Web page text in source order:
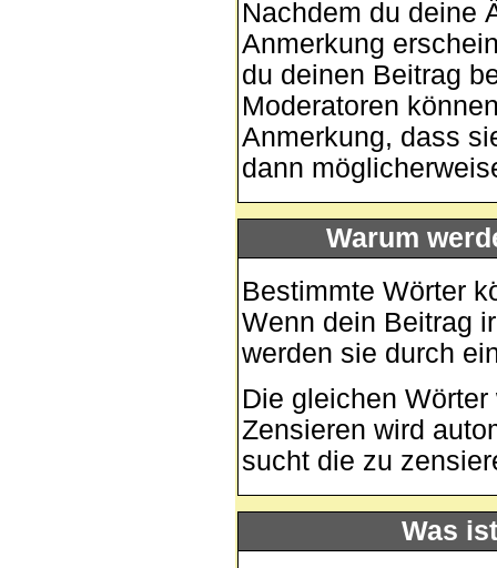
Nachdem du deine
Anmerkung
du deinen Beitrag
Moderatoren
Anmerkung, dass
dann
Warum
Bestimmte Wörter
Wenn dein Beitrag
werden sie durch
Die gleichen
Zensieren wird
sucht die zu
Was